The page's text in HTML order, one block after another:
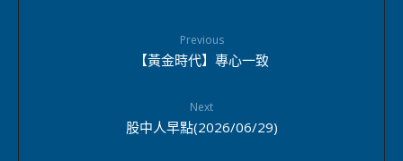
Previous
【黃金時代】專心一致
Next
股中人早點(2026/06/29)